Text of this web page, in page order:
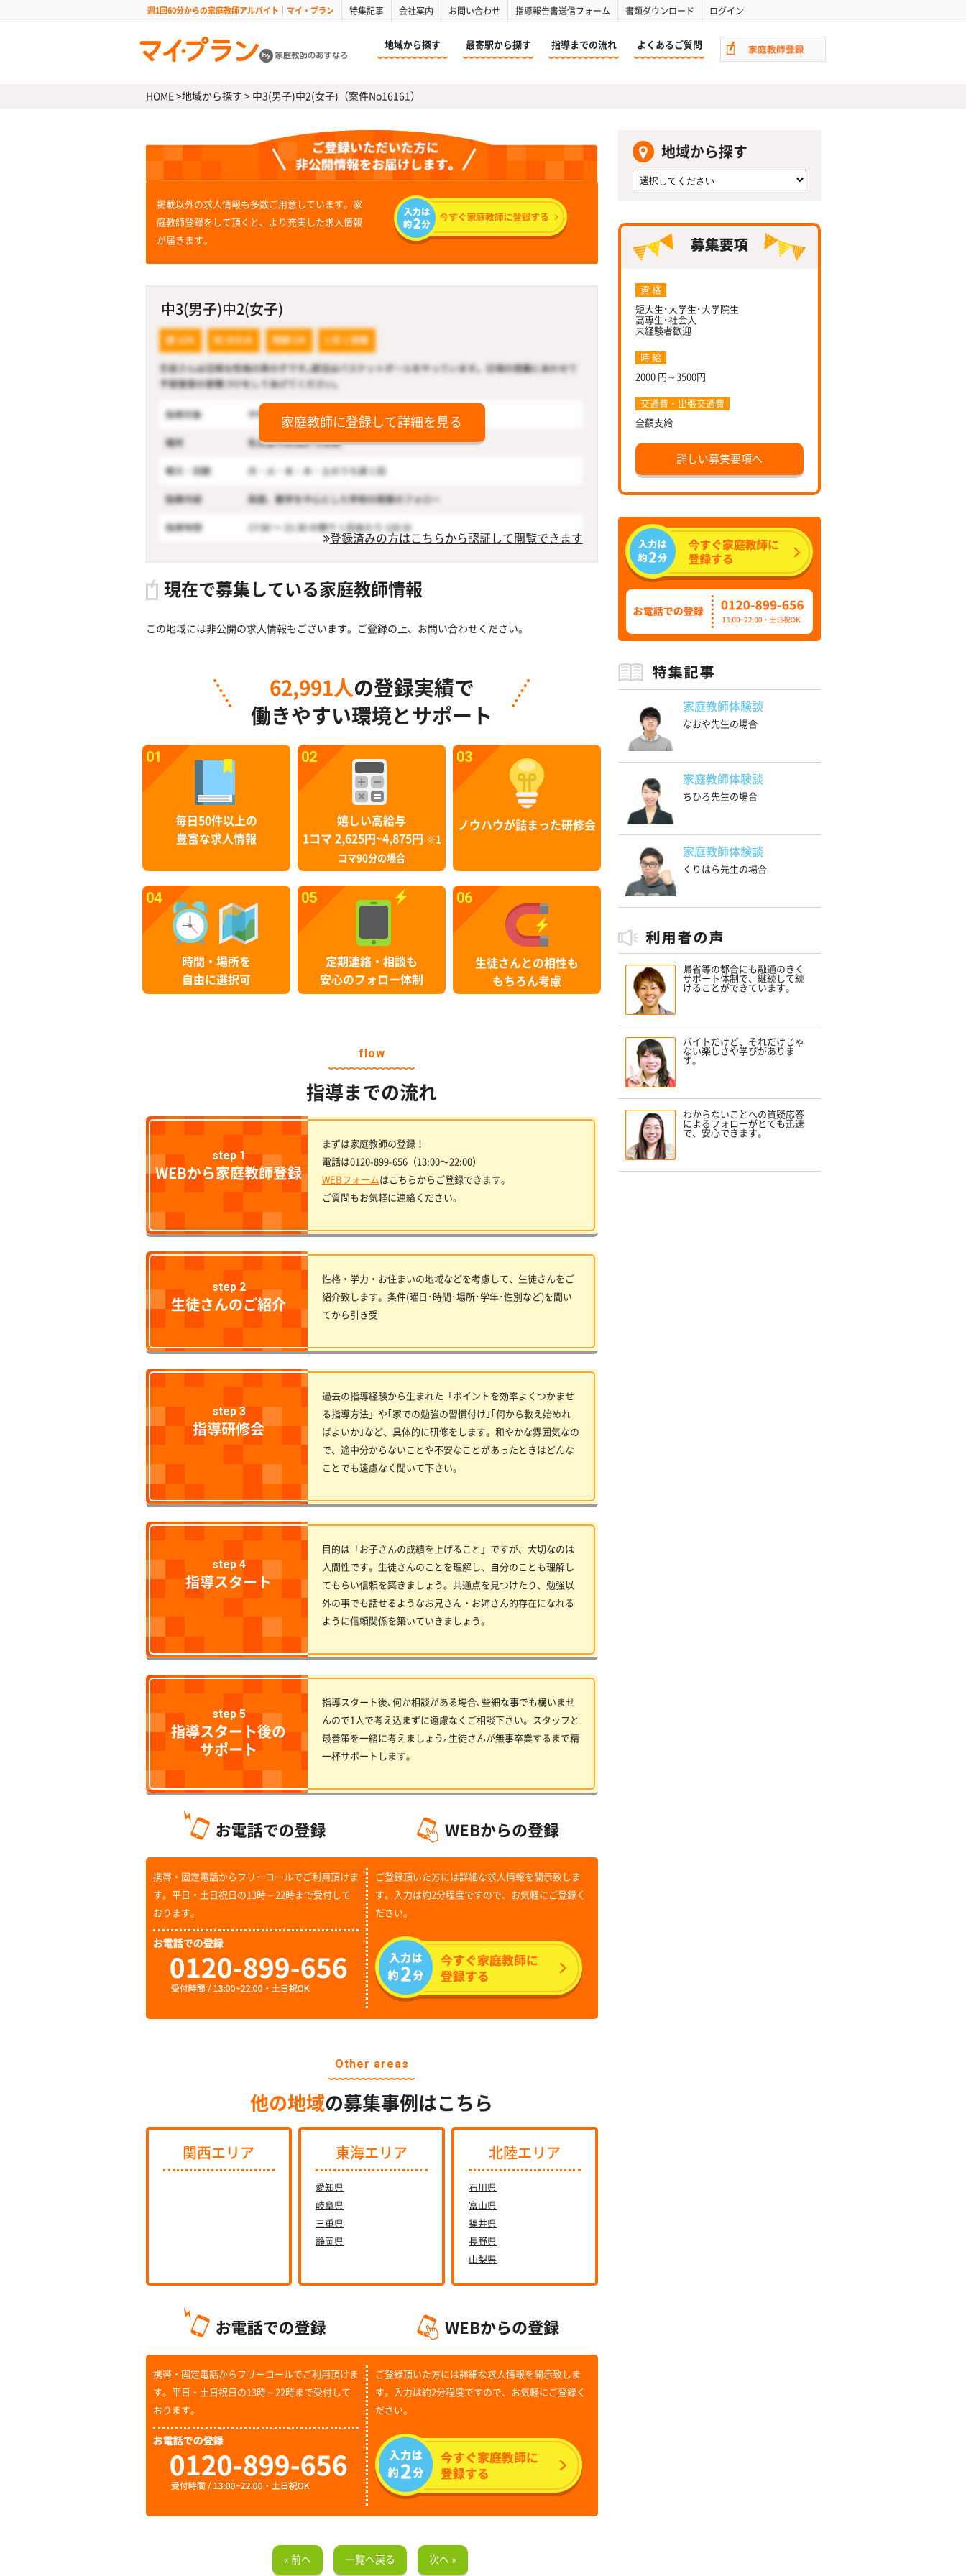
週1回60分からの家庭教師アルバイト｜マイ・プラン 特集記事 会社案内 お問い合わせ 指導報告書送信フォーム 書類ダウンロード ログイン
地域から探す 最寄駅から探す 指導までの流れ よくあるご質問
HOME>地域から探す >中3(男子)中2(女子)（案件No16161）
掲載以外の求人情報も多数ご用意しています。家
庭教師登録をして頂くと、より充実した求人情報
が届きます。
中3(男子)中2(女子)
家庭教師に登録して詳細を見る
登録済みの方はこちらから認証して閲覧できます
現在で募集している家庭教師情報
この地域には非公開の求人情報もございます。ご登録の上、お問い合わせください。
62,991人 の登録実績で
働きやすい環境とサポート
01
毎日50件以上の
豊富な求人情報
02
嬉しい高給与
1コマ 2,625円~4,875円
※1
コマ90分の場合
03
ノウハウが詰まった研修会
04
時間・場所を
自由に選択可
05
定期連絡・相談も
安心のフォロー体制
06
生徒さんとの相性も
もちろん考慮
flow
指導までの流れ
step 1
WEBから家庭教師登録
まずは家庭教師の登録！
電話は0120-899-656（13:00〜22:00）
WEBフォームはこちらからご登録できます。
ご質問もお気軽に連絡ください。
step 2
生徒さんのご紹介
性格・学力・お住まいの地域などを考慮して、生徒さんをご
紹介致します。条件(曜日･時間･場所･学年･性別など)を聞い
てから引き受
step 3
指導研修会
過去の指導経験から生まれた「ポイントを効率よくつかませ
る指導方法」や｢家での勉強の習慣付け｣｢何から教え始めれ
ばよいか｣など、具体的に研修をします。和やかな雰囲気なの
で、途中分からないことや不安なことがあったときはどんな
ことでも遠慮なく聞いて下さい。
step 4
指導スタート
目的は「お子さんの成績を上げること」ですが、大切なのは
人間性です。生徒さんのことを理解し、自分のことも理解し
てもらい信頼を築きましょう。共通点を見つけたり、勉強以
外の事でも話せるようなお兄さん・お姉さん的存在になれる
ように信頼関係を築いていきましょう。
step 5
指導スタート後の
サポート
指導スタート後､何か相談がある場合､些細な事でも構いませ
んので1人で考え込まずに遠慮なくご相談下さい。スタッフと
最善策を一緒に考えましょう｡生徒さんが無事卒業するまで精
一杯サポートします。
携帯・固定電話からフリーコールでご利用頂けま
す。平日・土日祝日の13時～22時まで受付して
おります。
ご登録頂いた方には詳細な求人情報を開示致しま
す。入力は約2分程度ですので、お気軽にご登録く
ださい。
Other areas
他の地域の募集事例はこちら
関西エリア 東海エリア
愛知県
岐阜県
三重県
静岡県
北陸エリア
石川県
富山県
福井県
長野県
山梨県
携帯・固定電話からフリーコールでご利用頂けま
す。平日・土日祝日の13時～22時まで受付して
おります。
ご登録頂いた方には詳細な求人情報を開示致しま
す。入力は約2分程度ですので、お気軽にご登録く
ださい。
« 前へ 一覧へ戻る 次へ »
地域から探す
資 格
短大生･大学生･大学院生
高専生･社会人
未経験者歓迎
時 給
2000 円～3500円
交通費・出張交通費
全額支給
詳しい募集要項へ
家庭教師体験談
なおや先生の場合
家庭教師体験談
ちひろ先生の場合
家庭教師体験談
くりはら先生の場合
帰省等の都合にも融通のきく
サポート体制で、継続して続
けることができています。
バイトだけど、それだけじゃ
ない楽しさや学びがありま
す。
わからないことへの質疑応答
によるフォローがとても迅速
で、安心できます。